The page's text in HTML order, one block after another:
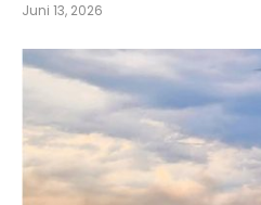
Juni 13, 2026